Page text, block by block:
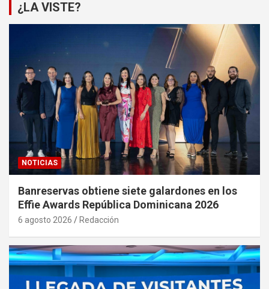
¿LA VISTE?
NOTICIAS
Banreservas obtiene siete galardones en los
Effie Awards República Dominicana 2026
6 agosto 2026 Redacción